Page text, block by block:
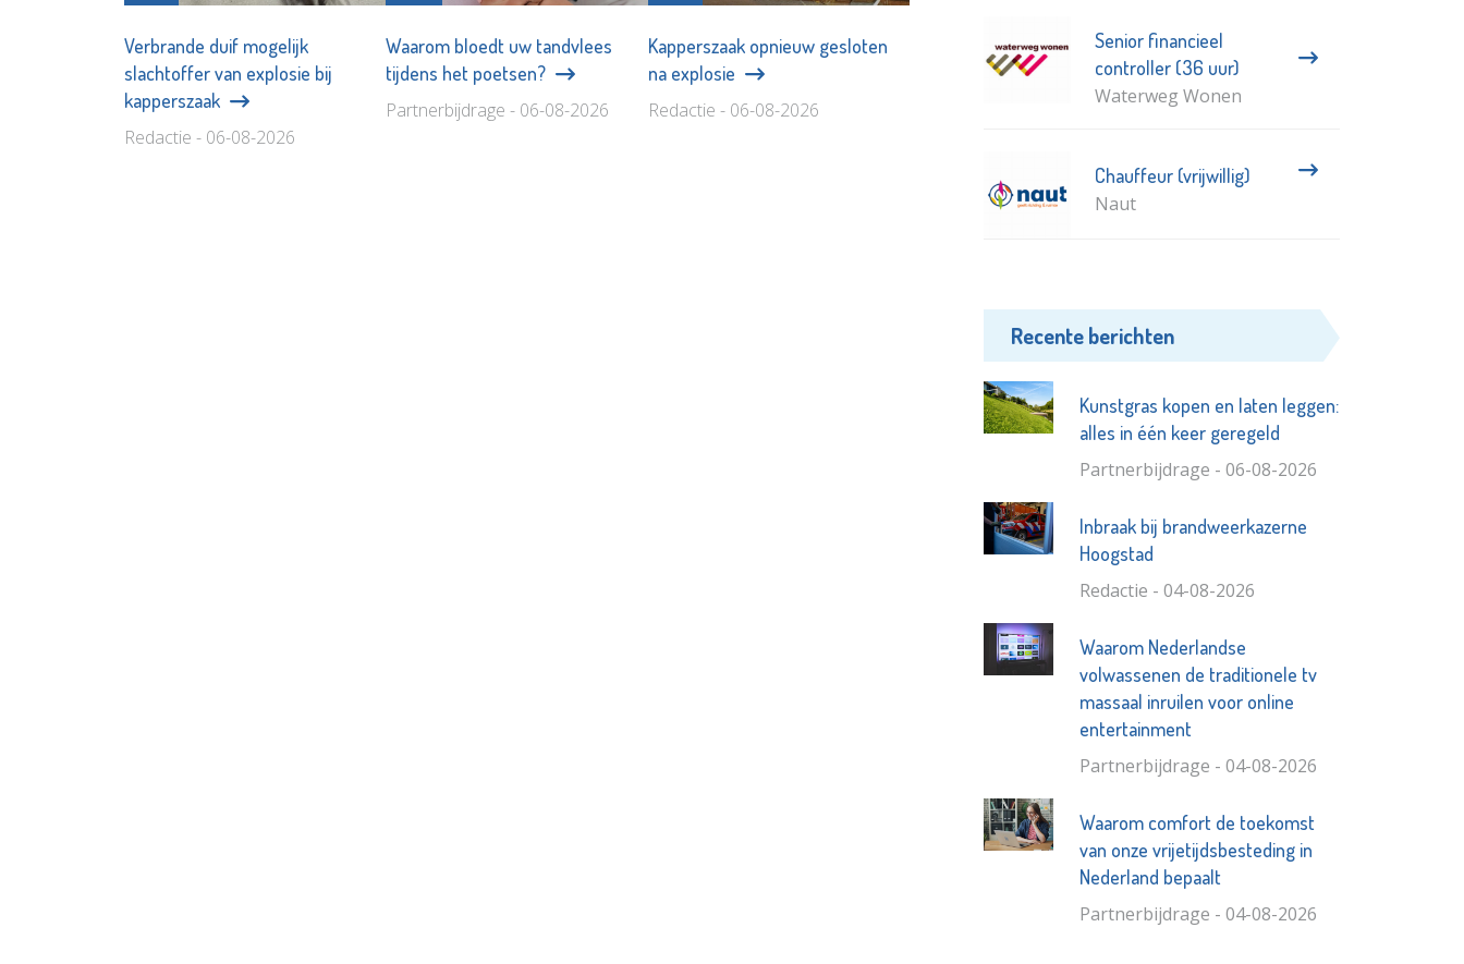
Verbrande duif mogelijk
slachtoffer van explosie bij
kapperszaak
Redactie - 06-08-2026
Waarom bloedt uw tandvlees
tijdens het poetsen?
Partnerbijdrage - 06-08-2026
Kapperszaak opnieuw gesloten
na explosie
Redactie - 06-08-2026
Senior financieel
controller (36 uur)
Waterweg Wonen
Chauffeur (vrijwillig)
Naut
Recente berichten
Kunstgras kopen en laten leggen:
alles in één keer geregeld
Partnerbijdrage - 06-08-2026
Inbraak bij brandweerkazerne
Hoogstad
Redactie - 04-08-2026
Waarom Nederlandse
volwassenen de traditionele tv
massaal inruilen voor online
entertainment
Partnerbijdrage - 04-08-2026
Waarom comfort de toekomst
van onze vrijetijdsbesteding in
Nederland bepaalt
Partnerbijdrage - 04-08-2026